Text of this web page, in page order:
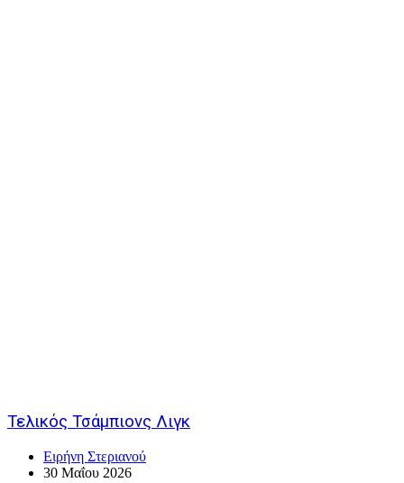
Τελικός Τσάμπιονς Λιγκ
Ειρήνη Στεριανού
30 Μαΐου 2026